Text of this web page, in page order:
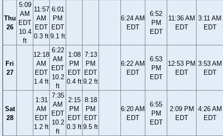
Thu
26
5:09
AM
EDT
10.4
ft
11:57
AM
EDT
0.3 ft
6:01
PM
EDT
9.1 ft
6:24 AM
EDT
6:52
PM
EDT
11:36 AM
EDT
3:11 AM
EDT
Fri
27
12:18
AM
EDT
1.4 ft
6:22
AM
EDT
10.2
ft
1:08
PM
EDT
0.4 ft
7:13
PM
EDT
9.2 ft
6:22 AM
EDT
6:53
PM
EDT
12:53 PM
EDT
3:53 AM
EDT
Sat
28
1:31
AM
EDT
1.2 ft
7:35
AM
EDT
10.2
ft
2:15
PM
EDT
0.3 ft
8:18
PM
EDT
9.5 ft
6:20 AM
EDT
6:55
PM
EDT
2:09 PM
EDT
4:26 AM
EDT